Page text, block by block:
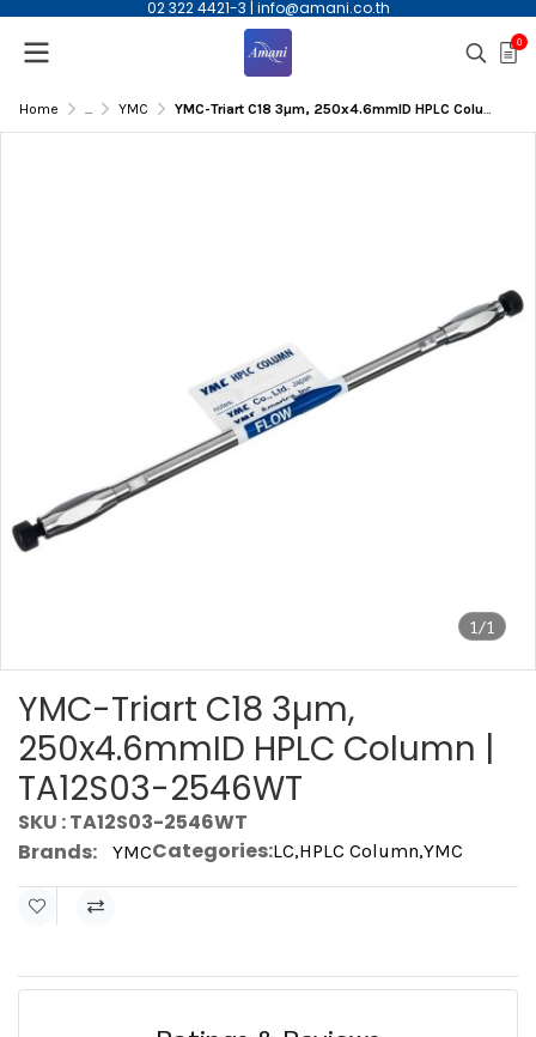
02 322 4421-3 | info@amani.co.th
0
Home ... YMC YMC-Triart C18 3µm, 250x4.6mmID HPLC Column | TA12S03-2546WT
1/1
YMC-Triart C18 3µm,
250x4.6mmID HPLC Column |
TA12S03-2546WT
SKU : TA12S03-2546WT
Brands:
YMCCategories:LC,HPLC Column,YMC